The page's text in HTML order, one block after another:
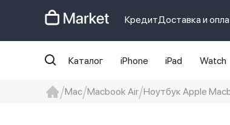
КредитДоставка и
Каталог iPhone iPad Watch
Mac Macbook Air Ноутбук Apple